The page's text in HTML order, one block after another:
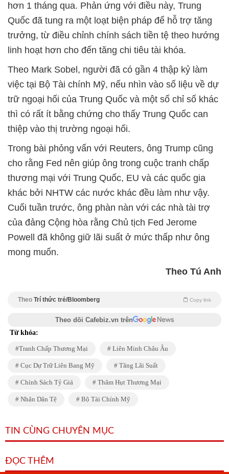
hơn 1 tháng qua. Phản ứng với điều này, Trung
Quốc đã tung ra một loạt biện pháp để hỗ trợ tăng
trưởng, từ điều chỉnh chính sách tiền tệ theo hướng
linh hoạt hơn cho đến tăng chi tiêu tài khóa.
Theo Mark Sobel, người đã có gần 4 thập kỷ làm
việc tại Bộ Tài chính Mỹ, nếu nhìn vào số liệu về dự
trữ ngoại hối của Trung Quốc và một số chỉ số khác
thì có rất ít bằng chứng cho thấy Trung Quốc can
thiệp vào thị trường ngoại hối.
Trong bài phỏng vấn với Reuters, ông Trump cũng
cho rằng Fed nên giúp ông trong cuộc tranh chấp
thương mại với Trung Quốc, EU và các quốc gia
khác bởi NHTW các nước khác đều làm như vậy.
Cuối tuần trước, ông phàn nàn với các nhà tài trợ
của đảng Cộng hòa rằng Chủ tịch Fed Jerome
Powell đã không giữ lãi suất ở mức thấp như ông
mong muốn.
Theo Tú Anh
Theo Trí thức trẻ/Bloomberg Copy link
Theo dõi Cafebiz.vn trên
Từ khóa:
Tranh Chấp Thương Mại Liên Minh Châu Âu
Cục Dự Trữ Liên Bang Mỹ Tăng Lãi Suất
Chính Sách Tỷ Giá Thâm Hụt Thương Mại
Nhân Dân Tệ Bộ Tài Chính Mỹ
TIN CÙNG CHUYÊN MỤC
ĐỌC THÊM